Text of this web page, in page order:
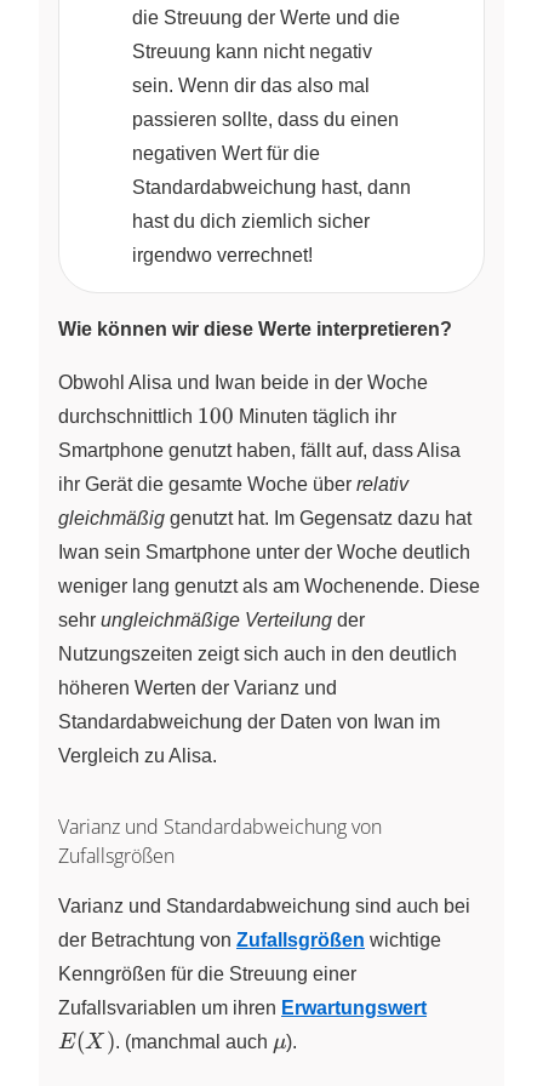
19\,600 ~+~
11\,025}{7}
\\ \\ =&
\frac{43\,450}
{7} \\ \\
\approx&
6207{,}1
\end{array}}
die Streuung der Werte und die
Streuung kann nicht negativ
sein. Wenn dir das also mal
passieren sollte, dass du einen
negativen Wert für die
Standardabweichung hast, dann
hast du dich ziemlich sicher
irgendwo verrechnet!
Wie können wir diese Werte interpretieren?
Obwohl Alisa und Iwan beide in der Woche
durchschnittlich 100
100 Minuten täglich ihr
Smartphone genutzt haben, fällt auf, dass Alisa
ihr Gerät die gesamte Woche über relativ
gleichmäßig genutzt hat. Im Gegensatz dazu hat
Iwan sein Smartphone unter der Woche deutlich
weniger lang genutzt als am Wochenende. Diese
sehr ungleichmäßige Verteilung der
Nutzungszeiten zeigt sich auch in den deutlich
höheren Werten der Varianz und
Standardabweichung der Daten von Iwan im
Vergleich zu Alisa.
Varianz und Standardabweichung von
Zufallsgrößen
Varianz und Standardabweichung sind auch bei
der Betrachtung von Zufallsgrößen wichtige
Kenngrößen für die Streuung einer
Zufallsvariablen um ihren Erwartungswert
E(X ). (manchmal auch \mu
μ).